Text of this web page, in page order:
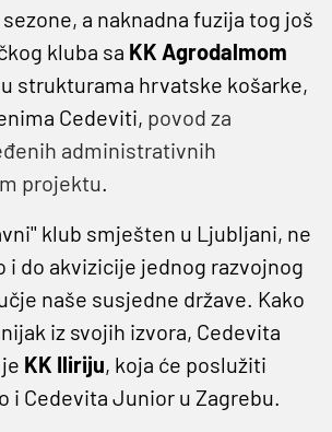
a naknadna fuzija tog još
kluba sa KK Agrodalmom
strukturama hrvatske košarke,
Cedeviti, povod za
administrativnih
projektu.
klub smješten u Ljubljani, ne
i do akvizicije jednog razvojnog
naše susjedne države. Kako
iz svojih izvora, Cedevita
KK Iliriju, koja će poslužiti
i Cedevita Junior u Zagrebu.